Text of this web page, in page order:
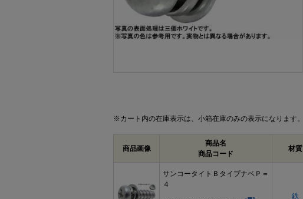
※カート内の在庫表示は、小箱在庫のみの表示になります。
商品画像
商品名
商品コード
材質
サンコータイトＢタイプナベＰ＝
４
鉄